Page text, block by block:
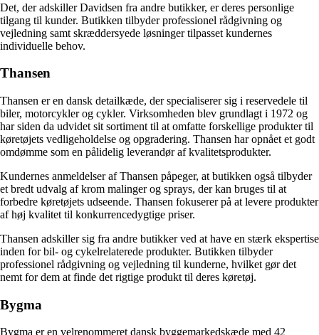
Det, der adskiller Davidsen fra andre butikker, er deres personlige
tilgang til kunder. Butikken tilbyder professionel rådgivning og
vejledning samt skræddersyede løsninger tilpasset kundernes
individuelle behov.
Thansen
Thansen er en dansk detailkæde, der specialiserer sig i reservedele til
biler, motorcykler og cykler. Virksomheden blev grundlagt i 1972 og
har siden da udvidet sit sortiment til at omfatte forskellige produkter til
køretøjets vedligeholdelse og opgradering. Thansen har opnået et godt
omdømme som en pålidelig leverandør af kvalitetsprodukter.
Kundernes anmeldelser af Thansen påpeger, at butikken også tilbyder
et bredt udvalg af krom malinger og sprays, der kan bruges til at
forbedre køretøjets udseende. Thansen fokuserer på at levere produkter
af høj kvalitet til konkurrencedygtige priser.
Thansen adskiller sig fra andre butikker ved at have en stærk ekspertise
inden for bil- og cykelrelaterede produkter. Butikken tilbyder
professionel rådgivning og vejledning til kunderne, hvilket gør det
nemt for dem at finde det rigtige produkt til deres køretøj.
Bygma
Bygma er en velrenommeret dansk byggemarkedskæde med 42